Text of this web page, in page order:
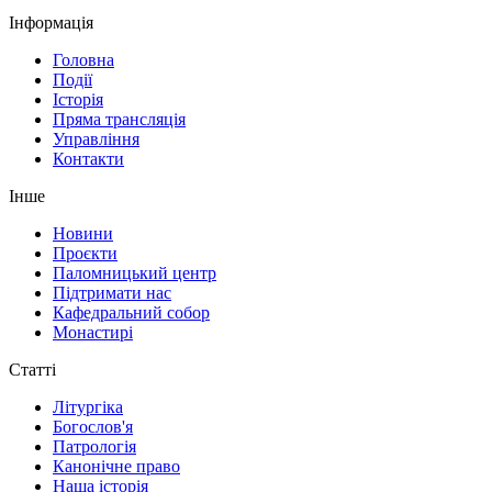
Інформація
Головна
Події
Історія
Пряма трансляція
Управління
Контакти
Інше
Новини
Проєкти
Паломницький центр
Підтримати нас
Кафедральний собор
Монастирі
Статті
Літургіка
Богослов'я
Патрологія
Канонічне право
Наша історія